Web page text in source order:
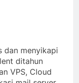
dan menyikapi
ditahun
VPS, Cloud